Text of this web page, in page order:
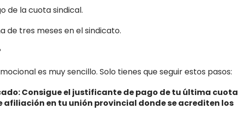
de la cuota sindical.
de tres meses en el sindicato.
es muy sencillo. Solo tienes que seguir estos pasos:
Consigue el justificante de pago de tu última cuota
en tu unión provincial donde se acrediten los